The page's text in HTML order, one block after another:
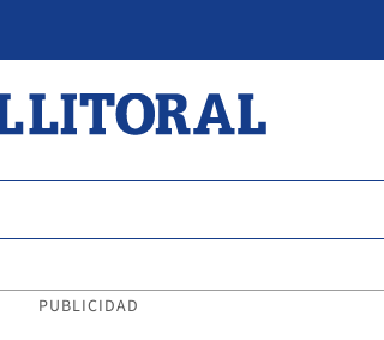
PUBLICIDAD